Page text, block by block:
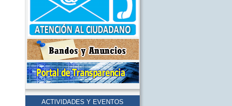
ACTIVIDADES Y EVENTOS